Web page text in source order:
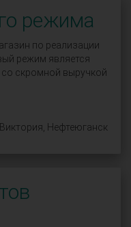
режима
по реализации
режим является
скромной выручкой
Виктория, Нефтеюганск